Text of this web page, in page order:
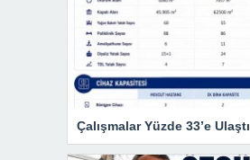
Çalışmalar Yüzde 33’e Ulaştı